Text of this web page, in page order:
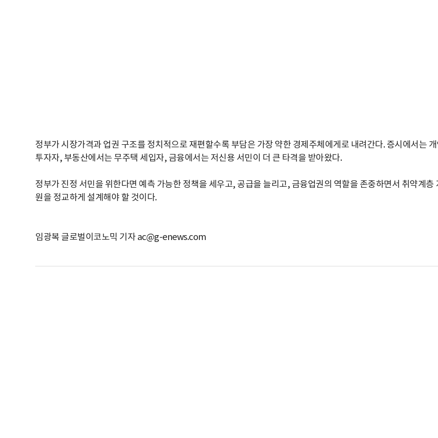
정부가 시장가격과 업권 구조를 정치적으로 재편할수록 부담은 가장 약한 경제주체에게로 내려간다. 증시에서는
투자자, 부동산에서는 무주택 세입자, 금융에서는 저신용 서민이 더 큰 타격을 받아왔다.
정부가 진정 서민을 위한다면 예측 가능한 정책을 세우고, 공급을 늘리고, 금융업권의 역할을 존중하면서 취약계층
원을 정교하게 설계해야 할 것이다.
임광복 글로벌이코노믹 기자 ac@g-enews.com